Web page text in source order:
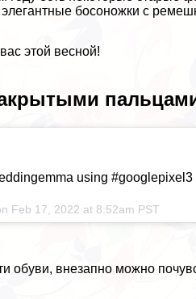
босоножки с
этой весной!
using #googlepixel3
Feb 17, 2022 at 8:52am PST
обуви, внезапно можно